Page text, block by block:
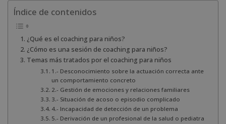
Índice de contenidos
¿Qué es el coaching para niños?
¿Cómo es una sesión de coaching para niños?
Temas más tratados por el coaching para niños
1.- Desconocimiento sobre la actuación correcta ante
un comportamiento concreto
2.- Gestión de emociones y relaciones familiares
3.- Situación de acoso o episodio complicado
4.- Incapacidad de detección de un problema
5.- Derivación de un profesional de la salud o pediatra